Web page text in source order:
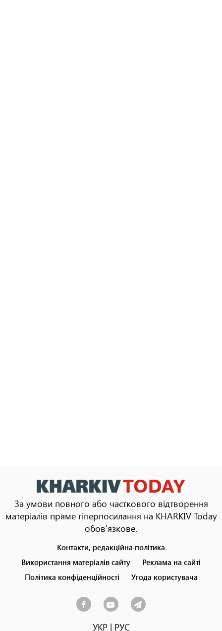
За умови повного або часткового відтворення
матеріалів пряме гіперпосилання на KHARKIV Today
обов'язкове.
menu
Контакти, редакційна політика
Використання матеріалів сайту
Реклама на сайті
Політика конфіденційності
Угода користувача
УКР| РУС